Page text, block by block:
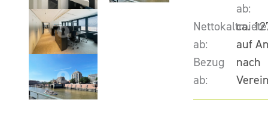
ab:
ca.
Nettokaltmiete
ab:
auf
Bezug
ab:
nach